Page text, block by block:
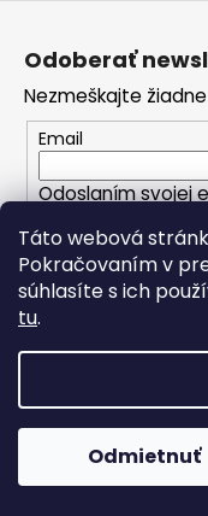
Táto webová
Pokračovaním v
súhlasíte s ich
tu.
Odmietnuť
Počas horúcich dní
ParcelBoxov.
e
Odoberať
Nezmeškajte
Email
Odoslaním svojej
údajov.
PRIHLÁSIŤ SA
Čo je dôležitejšie ako